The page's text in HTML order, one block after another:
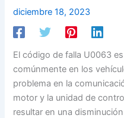
diciembre 18, 2023
El código de falla U0063
comúnmente en los
problema en la
motor y la unidad de
resultar en una